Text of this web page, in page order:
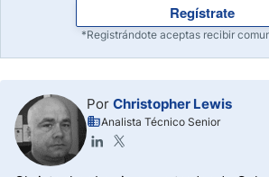
Regístrate
*Registrándote aceptas recibir
Por Christopher Lewis
Analista Técnico Senior